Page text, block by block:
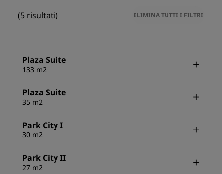
(5 risultati) ELIMINA TUTTI I FILTRI
Plaza Suite
133 m2
Plaza Suite
35 m2
Park City I
30 m2
Park City II
27 m2